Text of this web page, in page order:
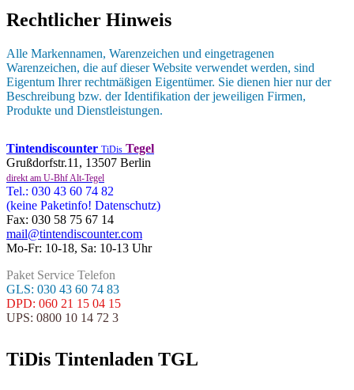
Rechtlicher Hinweis
Alle Markennamen, Warenzeichen und eingetragenen
Warenzeichen, die auf dieser Website verwendet werden, sind
Eigentum Ihrer rechtmäßigen Eigentümer. Sie dienen hier nur der
Beschreibung bzw. der Identifikation der jeweiligen Firmen,
Produkte und Dienstleistungen.
Tintendiscounter TiDis Tegel
Grußdorfstr.11, 13507 Berlin
direkt am U-Bhf Alt-Tegel
Tel.: 030 43 60 74 82
(keine Paketinfo! Datenschutz)
Fax: 030 58 75 67 14
mail@tintendiscounter.com
Mo-Fr: 10-18, Sa: 10-13 Uhr
Paket Service Telefon
GLS: 030 43 60 74 83
DPD: 060 21 15 04 15
UPS: 0800 10 14 72 3
TiDis Tintenladen TGL